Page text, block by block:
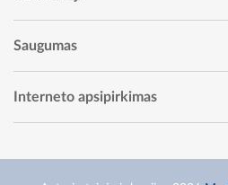
spinta su lengvai
kuriuos per kelias akimirkas
žaislus. Moksleivio
išdėstymui puikiai tiks knygų
priekinių dalių. Kitas tipas -
Saugumas
Interneto apsipirkimas